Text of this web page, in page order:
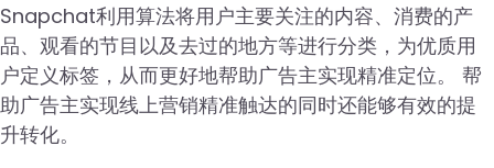
Snapchat利用算法将用户主要关注的内容、消费的产
品、观看的节目以及去过的地方等进行分类，为优质用
户定义标签，从而更好地帮助广告主实现精准定位。 帮
助广告主实现线上营销精准触达的同时还能够有效的提
升转化。